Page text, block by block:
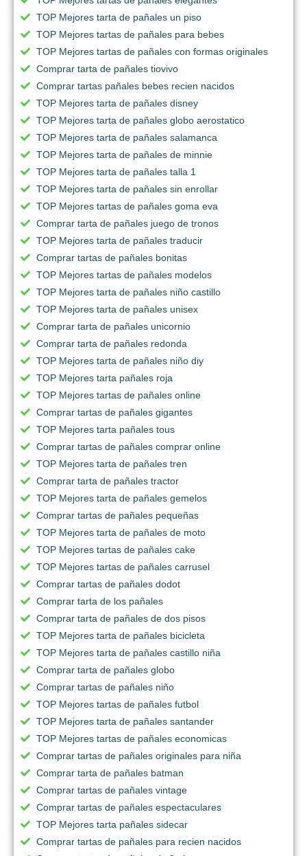
TOP Mejores tarta de pañales un piso
TOP Mejores tartas de pañales para bebes
TOP Mejores tartas de pañales con formas originales
Comprar tarta de pañales tiovivo
Comprar tartas pañales bebes recien nacidos
TOP Mejores tarta de pañales disney
TOP Mejores tarta de pañales globo aerostatico
TOP Mejores tarta de pañales salamanca
TOP Mejores tarta de pañales de minnie
TOP Mejores tarta de pañales talla 1
TOP Mejores tarta de pañales sin enrollar
TOP Mejores tartas de pañales goma eva
Comprar tarta de pañales juego de tronos
TOP Mejores tarta de pañales traducir
Comprar tartas de pañales bonitas
TOP Mejores tartas de pañales modelos
TOP Mejores tarta de pañales niño castillo
TOP Mejores tarta de pañales unisex
Comprar tarta de pañales unicornio
Comprar tarta de pañales redonda
TOP Mejores tarta de pañales niño diy
TOP Mejores tarta pañales roja
TOP Mejores tartas de pañales online
Comprar tartas de pañales gigantes
TOP Mejores tarta pañales tous
Comprar tartas de pañales comprar online
TOP Mejores tarta de pañales tren
Comprar tarta de pañales tractor
TOP Mejores tarta de pañales gemelos
Comprar tartas de pañales pequeñas
TOP Mejores tarta de pañales de moto
TOP Mejores tartas de pañales cake
TOP Mejores tartas de pañales carrusel
Comprar tartas de pañales dodot
Comprar tarta de los pañales
Comprar tarta de pañales de dos pisos
TOP Mejores tarta de pañales bicicleta
TOP Mejores tarta de pañales castillo niña
Comprar tarta de pañales globo
Comprar tartas de pañales niño
TOP Mejores tartas de pañales futbol
TOP Mejores tarta de pañales santander
TOP Mejores tartas de pañales economicas
Comprar tartas de pañales originales para niña
Comprar tarta de pañales batman
Comprar tartas de pañales vintage
Comprar tartas de pañales espectaculares
TOP Mejores tarta pañales sidecar
Comprar tartas de pañales para recien nacidos